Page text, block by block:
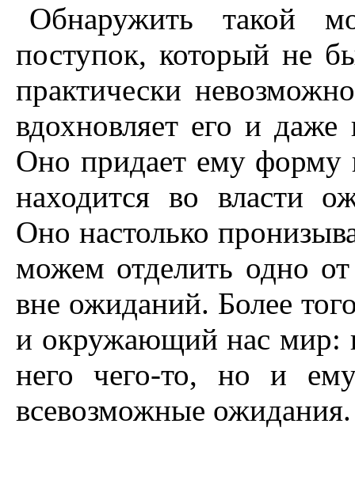
Обнаружить такой
поступок, который не
практически
вдохновляет его и
Оно придает ему форму
находится во власти
Оно настолько
можем отделить одно
вне ожиданий. Более
и окружающий нас мир:
него чего-то, но и
всевозможные ожидания.